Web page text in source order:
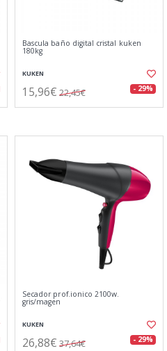
Bascula baño digital cristal kuken
180kg
KUKEN
15,96€ 22,45€ - 29%
Secador prof.ionico 2100w.
gris/magen
KUKEN
26,88€ 37,64€ - 29%